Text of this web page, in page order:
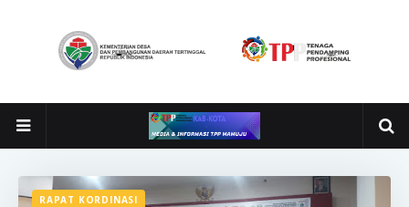
RAPAT KORDINASI